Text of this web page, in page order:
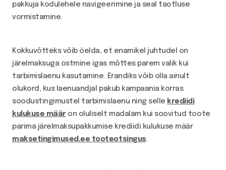
pakkuja kodulehele navigeerimine ja seal taotluse
vormistamine.
Kokkuvõtteks võib öelda, et enamikel juhtudel on
järelmaksuga ostmine igas mõttes parem valik kui
tarbimislaenu kasutamine. Erandiks võib olla ainult
olukord, kus laenuandjal pakub kampaania korras
soodustingimustel tarbimislaenu ning selle krediidi
kulukuse määron oluliselt madalam kui soovitud toote
parima järelmaksupakkumise krediidi kulukuse määr
maksetingimused.ee tooteotsingus.